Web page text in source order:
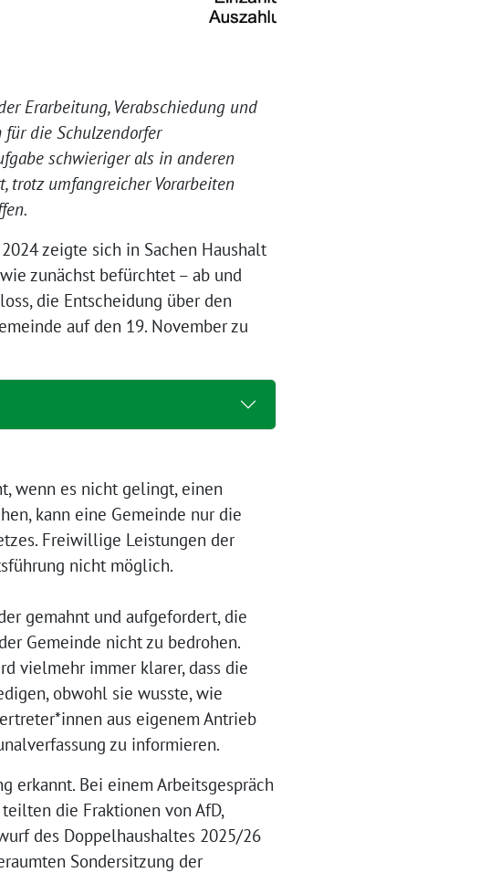
Erarbeitung, Verabschiedung und
die Schulzendorfer
schwieriger als in anderen
trotz umfangreicher Vorarbeiten
zeigte sich in Sachen Haushalt
zunächst befürchtet – ab und
die Entscheidung über den
auf den 19. November zu
wenn es nicht gelingt, einen
kann eine Gemeinde nur die
Freiwillige Leistungen der
nicht möglich.
gemahnt und aufgefordert, die
Gemeinde nicht zu bedrohen.
vielmehr immer klarer, dass die
obwohl sie wusste, wie
aus eigenem Antrieb
zu informieren.
erkannt. Bei einem Arbeitsgespräch
die Fraktionen von AfD,
des Doppelhaushaltes 2025/26
Sondersitzung der